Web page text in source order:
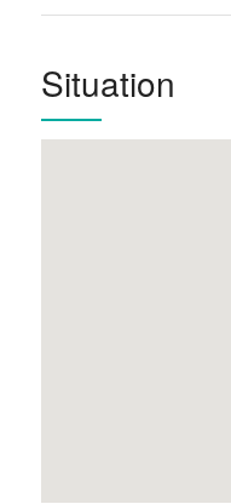
Situation